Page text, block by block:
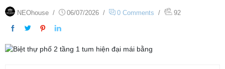
NEOhouse / 06/07/2026 / 0 Comments / 92